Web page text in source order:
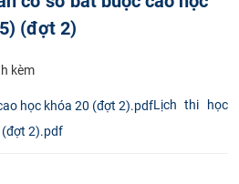
(đợt 2)
kèm
Lịch thi học
(đợt 2).pdf